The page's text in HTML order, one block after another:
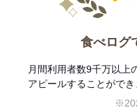
食べログ
月間利用者数9千万以上
アピールすることができ